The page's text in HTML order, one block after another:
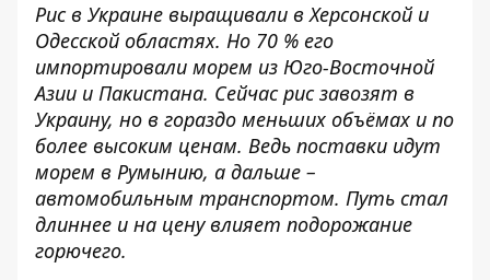
Рис в Украине выращивали в Херсонской и
Одесской областях. Но 70 % его
импортировали морем из Юго-Восточной
Азии и Пакистана. Сейчас рис завозят в
Украину, но в гораздо меньших объёмах и по
более высоким ценам. Ведь поставки идут
морем в Румынию, а дальше –
автомобильным транспортом. Путь стал
длиннее и на цену влияет подорожание
горючего.